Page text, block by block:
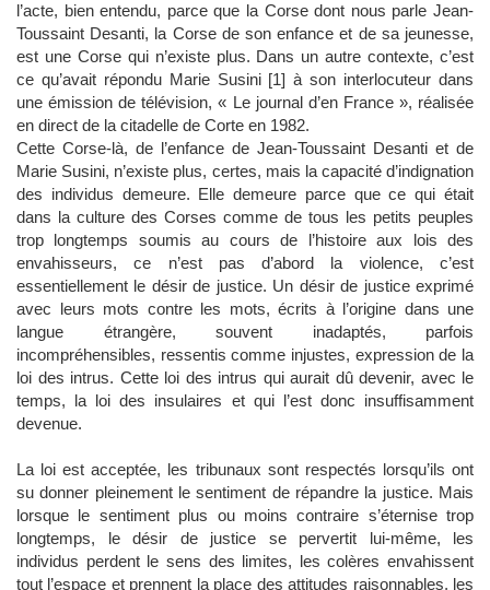
l’acte, bien entendu, parce que la Corse dont nous parle Jean-
Toussaint Desanti, la Corse de son enfance et de sa jeunesse,
est une Corse qui n’existe plus. Dans un autre contexte, c’est
ce qu’avait répondu Marie Susini [1] à son interlocuteur dans
une émission de télévision, « Le journal d’en France », réalisée
en direct de la citadelle de Corte en 1982.
Cette Corse-là, de l’enfance de Jean-Toussaint Desanti et de
Marie Susini, n’existe plus, certes, mais la capacité d’indignation
des individus demeure. Elle demeure parce que ce qui était
dans la culture des Corses comme de tous les petits peuples
trop longtemps soumis au cours de l’histoire aux lois des
envahisseurs, ce n’est pas d’abord la violence, c’est
essentiellement le désir de justice. Un désir de justice exprimé
avec leurs mots contre les mots, écrits à l’origine dans une
langue étrangère, souvent inadaptés, parfois
incompréhensibles, ressentis comme injustes, expression de la
loi des intrus. Cette loi des intrus qui aurait dû devenir, avec le
temps, la loi des insulaires et qui l’est donc insuffisamment
devenue.
La loi est acceptée, les tribunaux sont respectés lorsqu’ils ont
su donner pleinement le sentiment de répandre la justice. Mais
lorsque le sentiment plus ou moins contraire s’éternise trop
longtemps, le désir de justice se pervertit lui-même, les
individus perdent le sens des limites, les colères envahissent
tout l’espace et prennent la place des attitudes raisonnables, les